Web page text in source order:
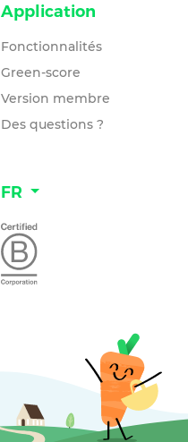
Application
Fonctionnalités
Green-score
Version membre
Des questions ?
FR